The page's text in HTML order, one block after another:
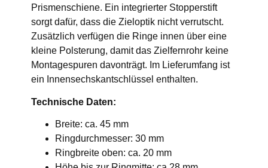
Prismenschiene. Ein integrierter Stopperstift
sorgt dafür, dass die Zieloptik nicht verrutscht.
Zusätzlich verfügen die Ringe innen über eine
kleine Polsterung, damit das Zielfernrohr keine
Montagespuren davonträgt. Im Lieferumfang ist
ein Innensechskantschlüssel enthalten.
Technische Daten:
Breite: ca. 45 mm
Ringdurchmesser: 30 mm
Ringbreite oben: ca. 20 mm